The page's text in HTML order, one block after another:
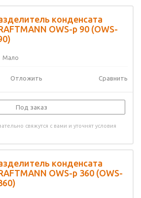
конденсата
OWS-p 90 (OWS-
Мало
Отложить Сравнить
Под заказ
свяжутся с вами и уточнят условия
конденсата
OWS-p 360 (OWS-